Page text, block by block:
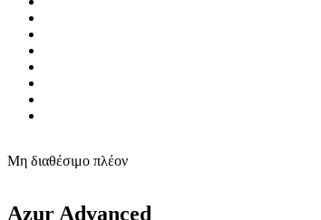
Μη διαθέσιμο πλέον
Azur Advanced